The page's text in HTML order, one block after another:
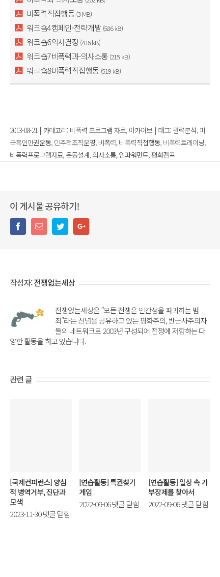
비폭력직접행동 (3 MB)
워크숍4캠페인-전략개발 (586 kB)
워크숍6의사결정 (416 kB)
워크숍7비폭력과-의사소통 (215 kB)
워크숍8비폭력직접행동 (519 kB)
2013-08-21 | 카테고리: 비폭력 프로그램 자료, 아카이브 | 태그:권력분석, 미
국흑인민권운동, 민주적조직운영, 비폭력, 비폭력직접행동, 비폭력트레이닝,
비폭력프로그램자료,운동설계,의사소통, 임파워먼트,평화캠프
이 게시물 공유하기!
작성자:전쟁없는세상
전쟁없는세상은 "모든 전쟁은 인간성을 파괴하는 범
죄"라는 신념을 공유하고 있는 평화주의, 반군사주의자
들의 네트워크로 2003년 구성되어 전쟁에 저항하는 다
양한 활동을 하고 있습니다.
관련 글
[국제컨퍼런스] 양심
적 병역거부, 진단과
모색
2023-11-30[국
댓글 닫힘
[연습활동] 특권찾기
게임
2022-09-06[연
댓글 닫힘
[연습활동] 일상 속 가
부장제를 찾아서
2022-09-06[연
댓글 닫힘